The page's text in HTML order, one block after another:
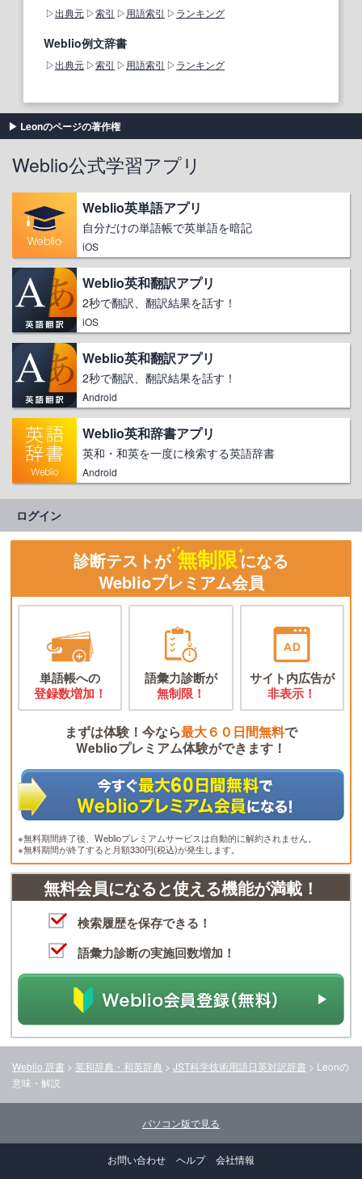
出典元 索引 用語索引 ランキング
Weblio例文辞書
出典元 索引 用語索引 ランキング
Leonのページの著作権
Weblio公式学習アプリ
Weblio英単語アプリ
自分だけの単語帳で英単語を暗記
iOS
Weblio英和翻訳アプリ
2秒で翻訳、翻訳結果を話す！
iOS
Weblio英和翻訳アプリ
2秒で翻訳、翻訳結果を話す！
Android
Weblio英和辞書アプリ
英和・和英を一度に検索する英語辞書
Android
ログイン
診断テストが 無制限になる
Weblioプレミアム会員
単語帳への
登録数増加！
語彙力診断が
無制限！
サイト内広告が
非表示！
まずは体験！今なら最大６０日間無料で
Weblioプレミアム体験ができます！
※無料期間終了後、Weblioプレミアムサービスは自動的に解約されません。
※無料期間が終了すると月額330円(税込)が発生します。
無料会員になると使える機能が満載！
検索履歴を保存できる！
語彙力診断の実施回数増加！
Weblio 辞書 > 英和辞典・和英辞典 > JST科学技術用語日英対訳辞書 > Leonの
意味・解説
パソコン版で見る
お問い合わせ ヘルプ 会社情報